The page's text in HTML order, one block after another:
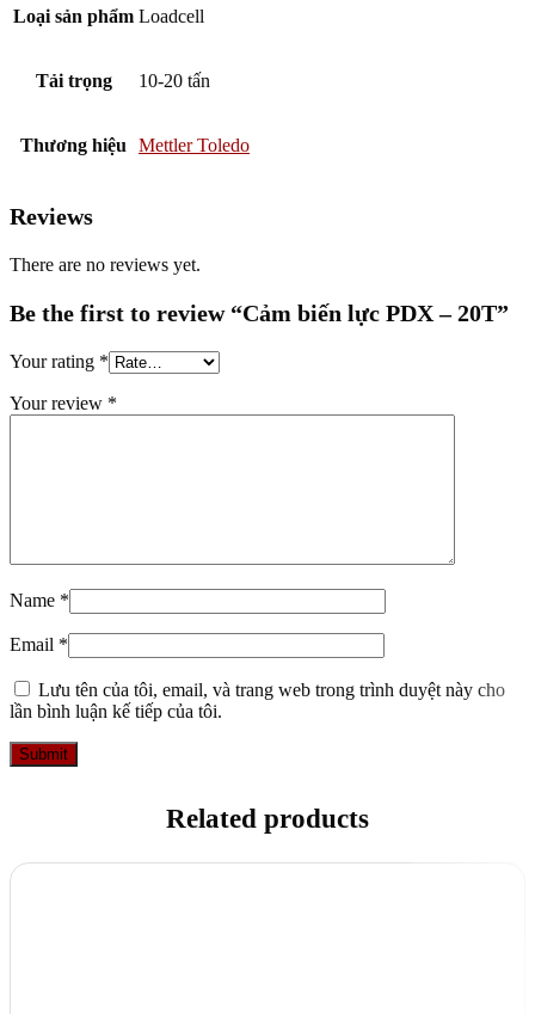
Loại sản phẩm Loadcell
Tải trọng 10-20 tấn
Thương hiệu Mettler Toledo
Reviews
There are no reviews yet.
Be the first to review “Cảm biến lực PDX – 20T”
Your rating *
Your review *
Name *
Email *
Lưu tên của tôi, email, và trang web trong trình duyệt này cho
lần bình luận kế tiếp của tôi.
Related products